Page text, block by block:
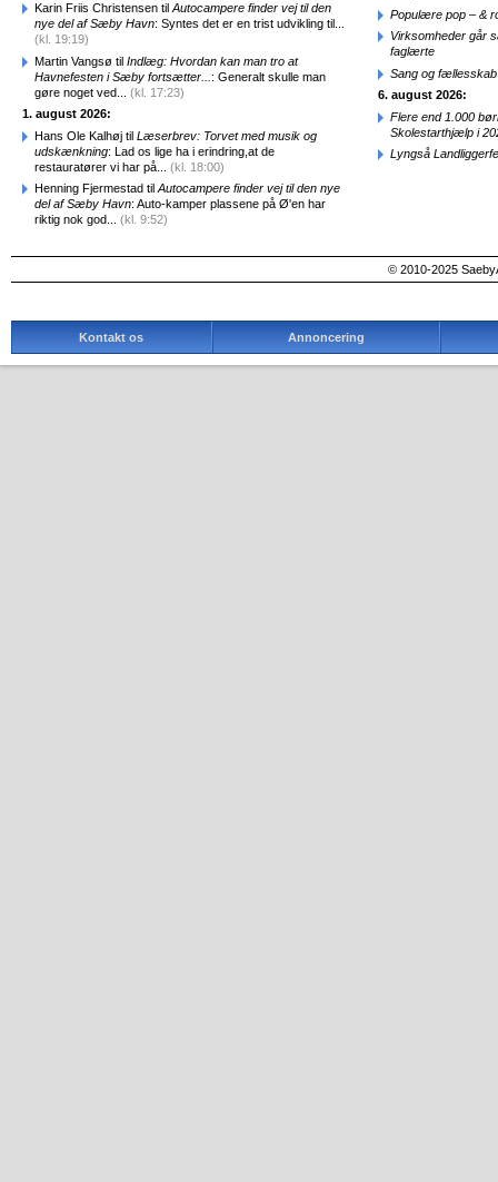
Karin Friis Christensen til Autocampere finder vej til den
nye del af Sæby Havn: Syntes det er en trist udvikling til...
(kl. 19:19)
Martin Vangsø til Indlæg: Hvordan kan man tro at
Havnefesten i Sæby fortsætter... : Generalt skulle man
gøre noget ved... (kl. 17:23)
1. august 2026:
Hans Ole Kalhøj til Læserbrev: Torvet med musik og
udskænkning: Lad os lige ha i erindring,at de
restauratører vi har på... (kl. 18:00)
Henning Fjermestad til Autocampere finder vej til den nye
del af Sæby Havn: Auto-kamper plassene på Ø'en har
riktig nok god... (kl. 9:52)
Populære pop – &
Virksomheder går
faglærte
Sang og
6. august 2026:
Flere end 1.000
Skolestarthjælp i
Lyngså
© 2010-2025
Kontakt os Annoncering